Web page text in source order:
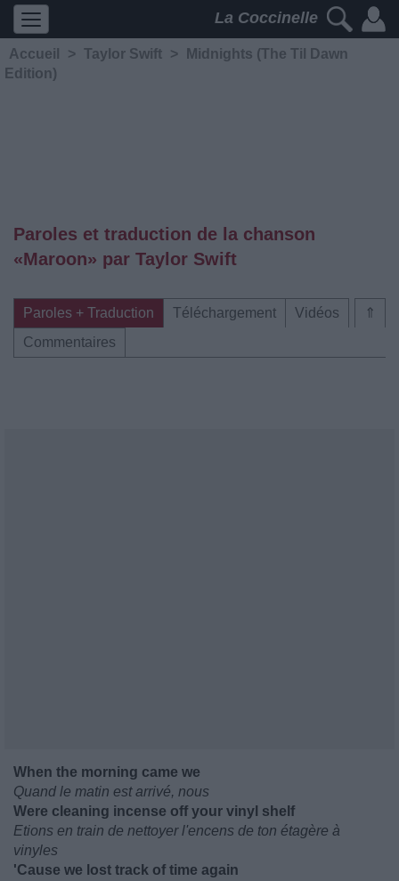
La Coccinelle
Accueil > Taylor Swift >
Midnights (The Til Dawn
Edition)
Paroles et traduction de la chanson
«Maroon» par Taylor Swift
⇑
Paroles + Traduction Téléchargement
Vidéos
Commentaires
When the morning came we
Quand le matin est arrivé, nous
Were cleaning incense off your vinyl shelf
Etions en train de nettoyer l'encens de ton étagère à
vinyles
'Cause we lost track of time again